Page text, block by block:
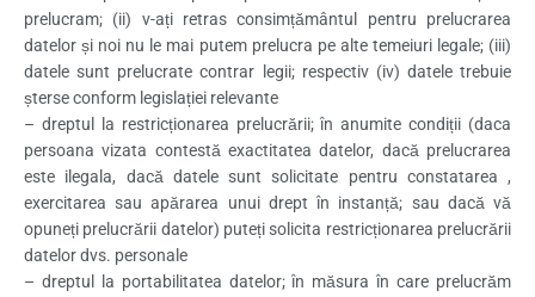
prelucram; (ii) v-ați retras consimțământul pentru prelucrarea
datelor și noi nu le mai putem prelucra pe alte temeiuri legale; (iii)
datele sunt prelucrate contrar legii; respectiv (iv) datele trebuie
șterse conform legislației relevante
– dreptul la restricționarea prelucrării; în anumite condiții (daca
persoana vizata contestă exactitatea datelor, dacă prelucrarea
este ilegala, dacă datele sunt solicitate pentru constatarea ,
exercitarea sau apărarea unui drept în instanță; sau dacă vă
opuneți prelucrării datelor) puteți solicita restricționarea prelucrării
datelor dvs. personale
– dreptul la portabilitatea datelor; în măsura în care prelucrăm